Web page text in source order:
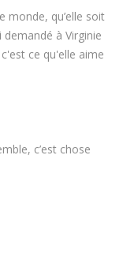
monde, qu’elle soit
à Virginie
ce qu'elle aime
c’est chose